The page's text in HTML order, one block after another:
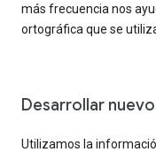
más frecuencia nos
ortográfica que se
Desarrollar
Utilizamos la